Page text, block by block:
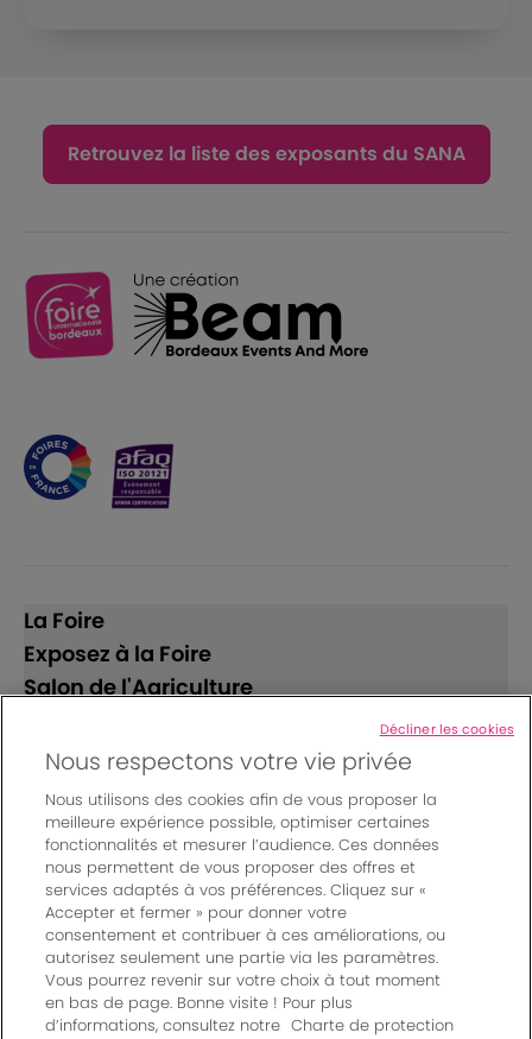
Retrouvez la liste des exposants du SANA
La Foire
Exposez à la Foire
Salon de l'Agriculture
Suivez-nous
© Bordeaux Events And More | Rue Jean Samazeuilh - CS
20088 - 33070 Bordeaux cedex - France
Mentions légales|
Règlement général des manifestations
Un événement organisé par Bordeaux Events And More
Nous respectons votre vie privée
Nous utilisons des cookies afin de vous proposer la
meilleure expérience possible, optimiser certaines
fonctionnalités et mesurer l’audience. Ces données
nous permettent de vous proposer des offres et
services adaptés à vos préférences. Cliquez sur «
Accepter et fermer » pour donner votre
consentement et contribuer à ces améliorations, ou
autorisez seulement une partie via les paramètres.
Vous pourrez revenir sur votre choix à tout moment
en bas de page. Bonne visite ! Pour plus
d’informations, consultez notre Charte de protection
Décliner les cookies